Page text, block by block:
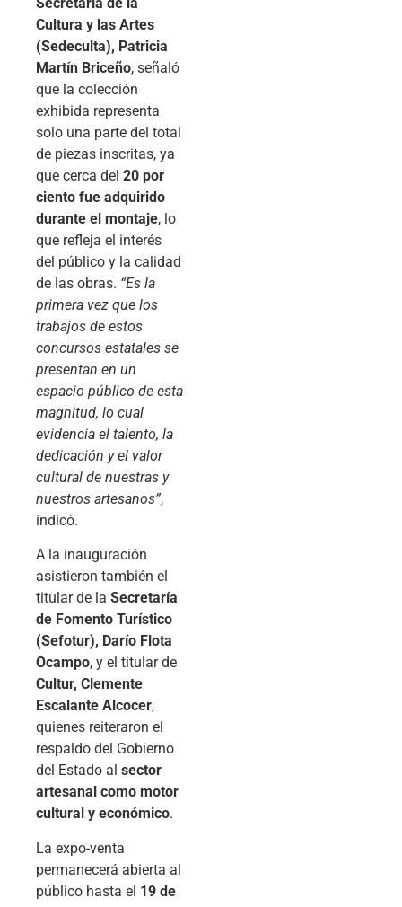
Cultura y las Artes
(Sedeculta), Patricia
Martín Briceño, señaló
que la colección
exhibida representa
solo una parte del total
de piezas inscritas, ya
que cerca del 20 por
ciento fue adquirido
durante el montaje, lo
que refleja el interés
del público y la calidad
de las obras. “Es la
primera vez que los
trabajos de estos
concursos estatales se
presentan en un
espacio público de esta
magnitud, lo cual
evidencia el talento, la
dedicación y el valor
cultural de nuestras y
nuestros artesanos”,
indicó.
A la inauguración
asistieron también el
titular de la Secretaría
de Fomento Turístico
(Sefotur), Darío Flota
Ocampo, y el titular de
Cultur, Clemente
Escalante Alcocer,
quienes reiteraron el
respaldo del Gobierno
del Estado al sector
artesanal como motor
cultural y económico.
La expo-venta
permanecerá abierta al
público hasta el 19 de